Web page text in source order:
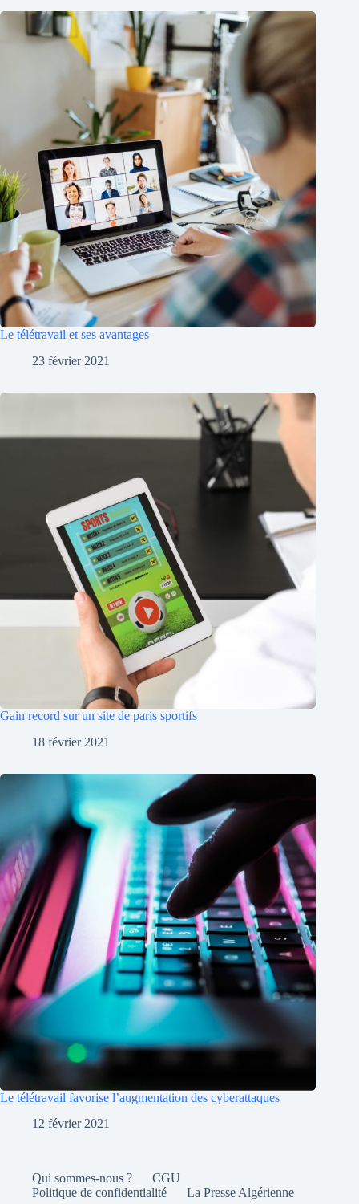
Le télétravail et ses avantages
23 février 2021
Gain record sur un site de paris sportifs
18 février 2021
Le télétravail favorise l’augmentation des cyberattaques
12 février 2021
Qui sommes-nous ?
CGU
Politique de confidentialité
La Presse Algérienne